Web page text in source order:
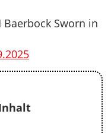
Baerbock Sworn in